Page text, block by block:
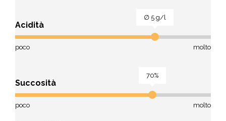
Acidità
∅ 5 g/l
poco molto
Succosità
70%
poco molto